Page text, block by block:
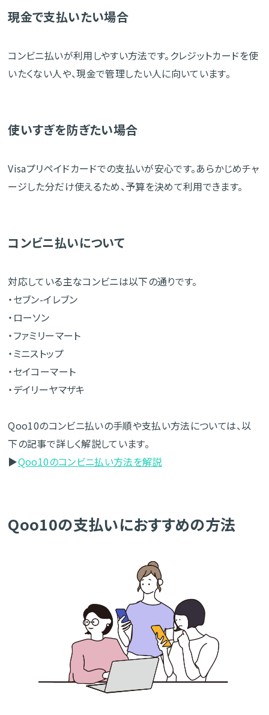
現金で支払いたい場合
コンビニ払いが利用しやすい方法です。クレジットカードを使
いたくない人や、現金で管理したい人に向いています。
使いすぎを防ぎたい場合
Visaプリペイドカードでの支払いが安心です。あらかじめチャ
ージした分だけ使えるため、予算を決めて利用できます。
コンビニ払いについて
対応している主なコンビニは以下の通りです。
・セブン-イレブン
・ローソン
・ファミリーマート
・ミニストップ
・セイコーマート
・デイリーヤマザキ
Qoo10のコンビニ払いの手順や支払い方法については、以
下の記事で詳しく解説しています。
▶Qoo10のコンビニ払い方法を解説
Qoo10の支払いにおすすめの方法